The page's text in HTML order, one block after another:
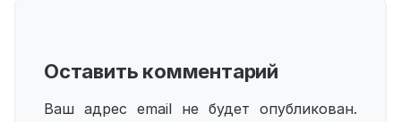
Оставить комментарий
Ваш адрес email не будет опубликован.